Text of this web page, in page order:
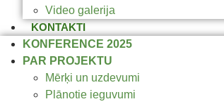
Video galerija
KONTAKTI
KONFERENCE 2025
PAR PROJEKTU
Mērķi un uzdevumi
Plānotie ieguvumi